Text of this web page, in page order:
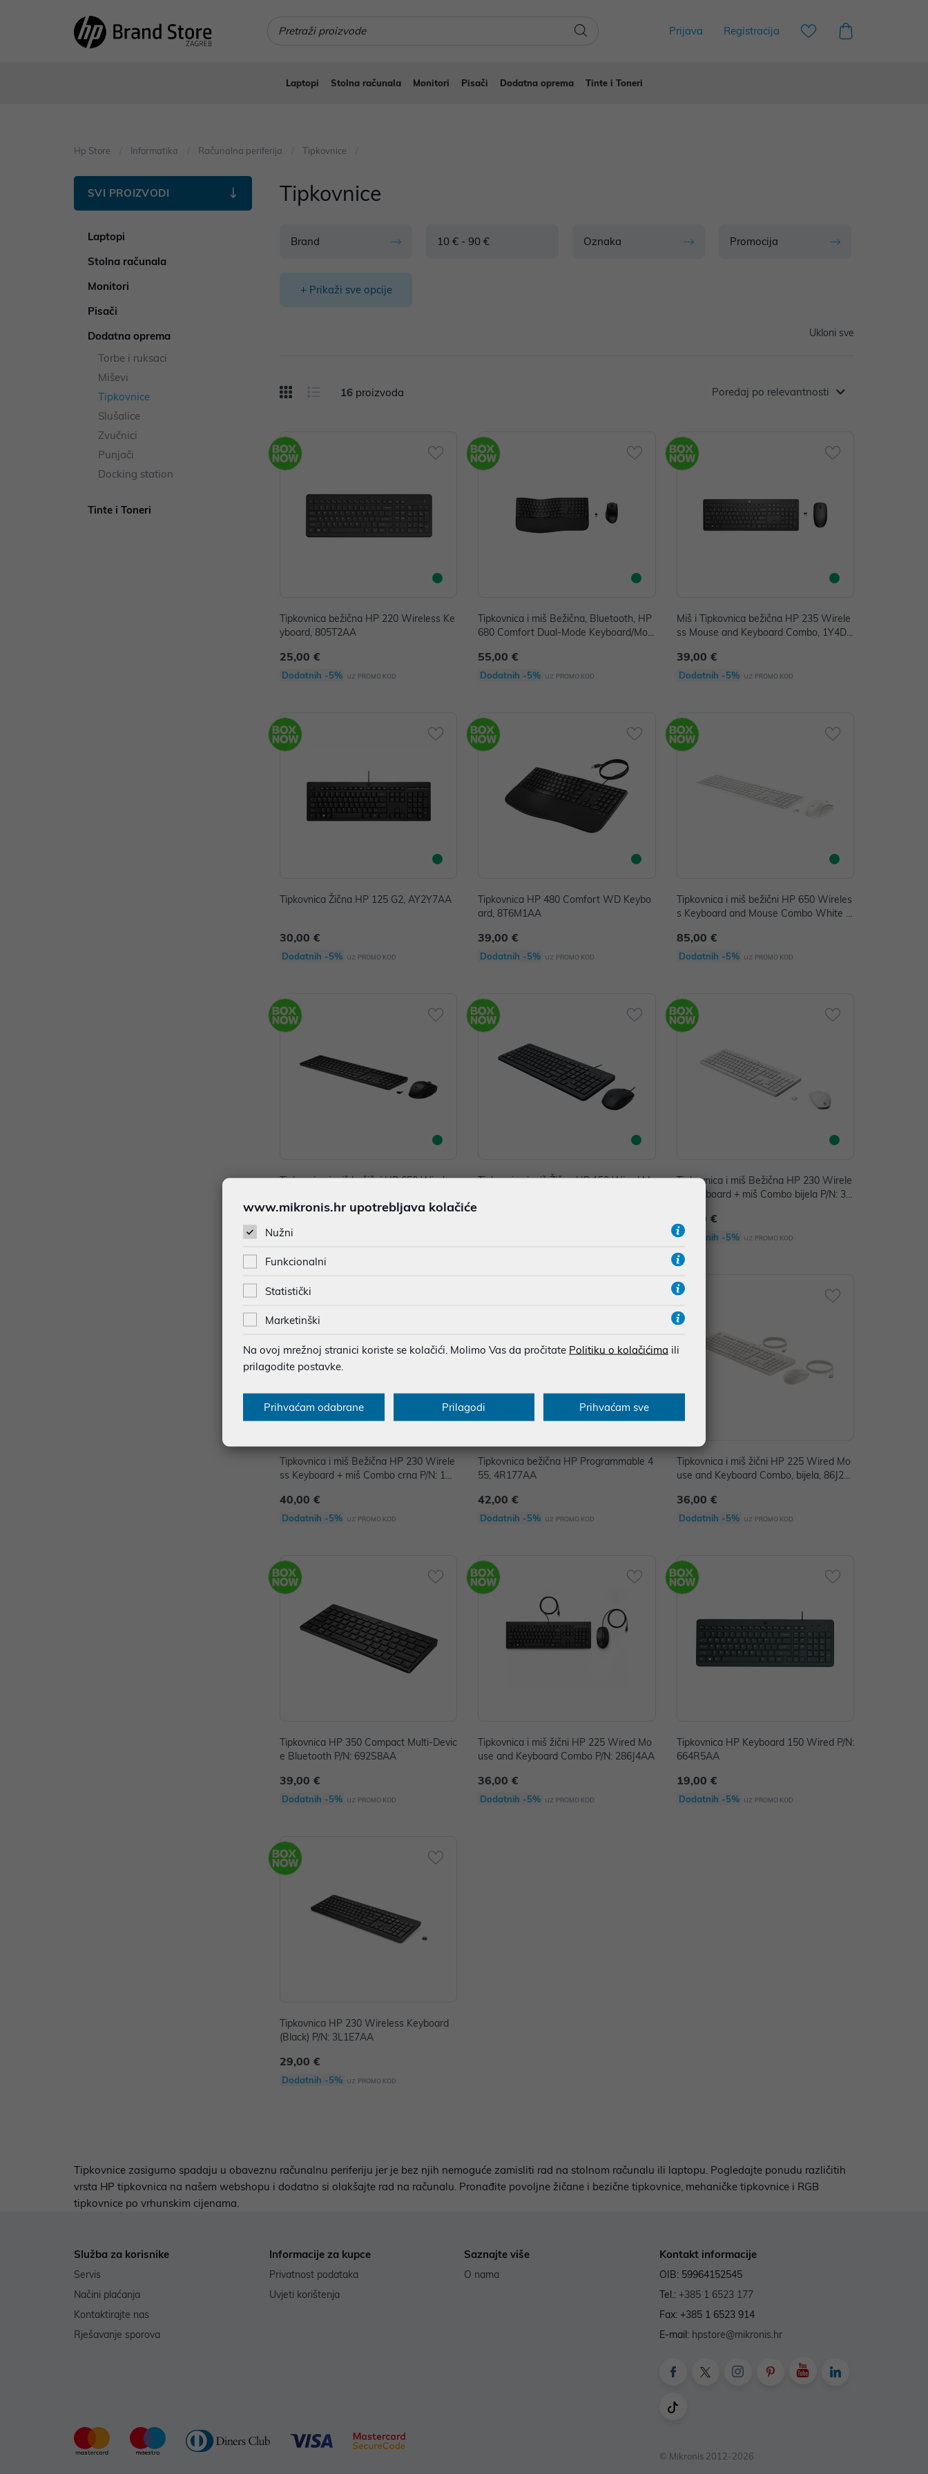
Registracija
Prijava
Laptopi Stolna računala Monitori Pisači Dodatna oprema Tinte i Toneri
Hp Store Informatika Računalna periferija Tipkovnice
SVI PROIZVODI
Laptopi
Stolna računala
Monitori
Pisači
Dodatna oprema
Torbe i ruksaci
Miševi
Tipkovnice
Slušalice
Zvučnici
Punjači
Docking station
Tinte i Toneri
Tipkovnice
Brand 10 € - 90 € Oznaka Promocija
+ Prikaži sve opcije
Ukloni sve
16 proizvoda Poredaj po relevantnosti
Tipkovnica bežična HP 220 Wireless Ke
yboard, 805T2AA
25,00 €
Dodatnih -5% uz PROMO KOD
Tipkovnica i miš Bežična, Bluetooth, HP
680 Comfort Dual-Mode Keyboard/Mou
55,00 €
Dodatnih -5% uz PROMO KOD
Miš i Tipkovnica bežična HP 235 Wirele
ss Mouse and Keyboard Combo, 1Y4D0
39,00 €
Dodatnih -5% uz PROMO KOD
Tipkovnica Žična HP 125 G2, AY2Y7AA
30,00 €
Dodatnih -5% uz PROMO KOD
Tipkovnica HP 480 Comfort WD Keybo
ard, 8T6M1AA
39,00 €
Dodatnih -5% uz PROMO KOD
Tipkovnica i miš bežični HP 650 Wireles
s Keyboard and Mouse Combo White P/
85,00 €
Dodatnih -5% uz PROMO KOD
Tipkovnica i miš bežični HP 650 Wireles
N: 4R013AA
Dodatnih -5%
Tipkovnica i miš Žična HP 150 Wired M
Tipkovnica i miš Bežična HP 230 Wirele
ss Keyboard + miš Combo bijela P/N: 3L
49,00 €
Dodatnih -5% uz PROMO KOD
Tipkovnica i miš Bežična HP 230 Wirele
ss Keyboard + miš Combo crna P/N: 18
40,00 €
Dodatnih -5% uz PROMO KOD
Tipkovnica bežična HP Programmable 4
55, 4R177AA
42,00 €
Dodatnih -5% uz PROMO KOD
Tipkovnica i miš žični HP 225 Wired Mo
use and Keyboard Combo, bijela, 86J24
36,00 €
Dodatnih -5% uz PROMO KOD
Tipkovnica HP 350 Compact Multi-Devic
e Bluetooth P/N: 692S8AA
39,00 €
Dodatnih -5% uz PROMO KOD
Tipkovnica i miš žični HP 225 Wired Mo
use and Keyboard Combo P/N: 286J4AA
36,00 €
Dodatnih -5% uz PROMO KOD
Tipkovnica HP Keyboard 150 Wired P/N:
664R5AA
19,00 €
Dodatnih -5% uz PROMO KOD
Tipkovnica HP 230 Wireless Keyboard
(Black) P/N: 3L1E7AA
29,00 €
Dodatnih -5% uz PROMO KOD
Tipkovnice zasigurno spadaju u obaveznu računalnu periferiju jer je bez njih nemoguće zamisliti rad na stolnom računalu ili laptopu. Pogledajte ponudu različitih
vrsta HP tipkovnica na našem webshopu i dodatno si olakšajte rad na računalu. Pronađite povoljne žičane i bezične tipkovnice, mehaničke tipkovnice i RGB
tipkovnice po vrhunskim cijenama.
Služba za korisnike
Servis
Načini plaćanja
Kontaktirajte nas
Rješavanje sporova
Informacije za kupce
Privatnost podataka
Uvjeti korištenja
Saznajte više
O nama
Kontakt informacije
OIB: 59964152545
Tel.: +385 1 6523 177
Fax: +385 1 6523 914
E-mail: hpstore@mikronis.hr
© Mikronis 2012-2026
www.mikronis.hr upotrebljava kolačiće
Nužni
Funkcionalni
Statistički
Marketinški
Na ovoj mrežnoj stranici koriste se kolačići. Molimo Vas da pročitate Politiku o kolačićima ili
prilagodite postavke.
Prihvaćam odabrane Prilagodi Prihvaćam sve